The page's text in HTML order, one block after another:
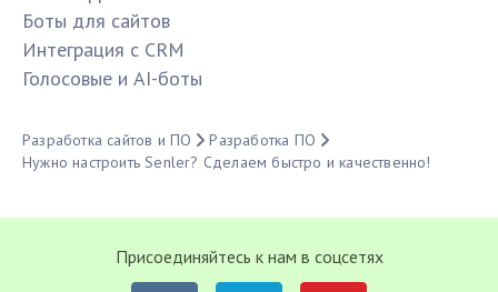
Боты для сайтов
Интеграция с CRM
Голосовые и AI-боты
Разработка сайтов и ПО
Разработка ПО
Нужно настроить Senler? Сделаем быстро и качественно!
Присоединяйтесь к нам в соцсетях